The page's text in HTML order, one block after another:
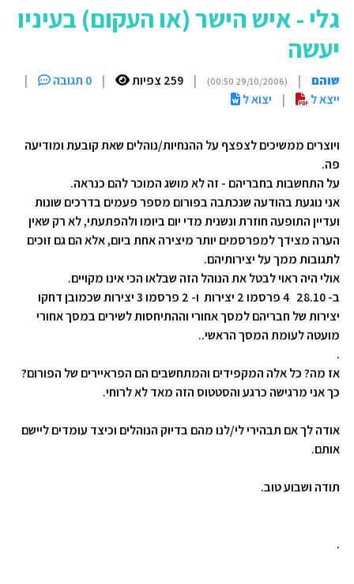
גלי - איש הישר (או העקום) בעיניו
יעשה
שוהם |
(29/10/2006 00:50)
| 259 צפיות | 0 תגובה
|
ייצא ל
| יצוא ל
ויוצרים ממשיכים לצפצף על ההנחיות/נוהלים שאת קובעת ומודיעה
פה.
על התחשבות בחבריהם - זה לא מושג המוכר להם כנראה.
אני נוגעת בהודעה שנכתבה בפורום מספר פעמים בדרכים שונות
ועדיין התופעה חוזרת ונשנית מדי יום ביומו ולהפתעתי, לא רק שאין
הערה מצידך למפרסמים יותר מיצירה אחת ביום, אלא הם גם זוכים
לתגובות ממך על יצירותיהם.
אולי היה ראוי לבטל את הנוהל הזה שבלאו הכי אינו מקויים.
ב- 28.10 4 פרסמו 2 יצירות ו- 2 פרסמו 3 יצירות שכמובן דחקו
יצירות של חבריהם למסך אחורי וההתיחסות לשירים במסך אחורי
מועטה לעומת המסך הראשי..
.
אז מה? כל אלה המקפידים והמתחשבים הם הפראיירים של הפורום?
כך אני מרגישה כרגע והסטטוס הזה מאד לא לרוחי.
אודה לך אם תבהירי לי/לנו מהם בדיוק הנוהלים וכיצד עומדים ליישם
אותם.
תודה ושבוע טוב.
.